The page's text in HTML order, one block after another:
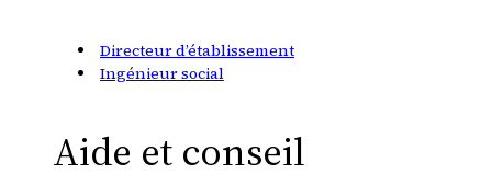
Directeur d’établissement
Ingénieur social
Aide et conseil